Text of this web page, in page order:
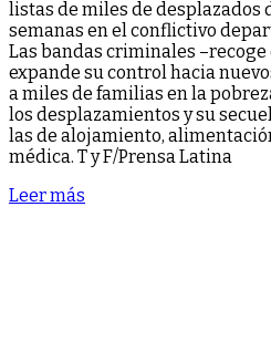
listas de miles de desplazados
semanas en el conflictivo
Las bandas criminales
expande su control hacia
a miles de familias en la
los desplazamientos y su
las de alojamiento,
médica. T y F/Prensa Latina
Leer más